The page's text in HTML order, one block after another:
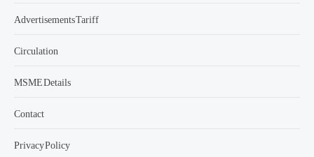
Advertisements Tariff
Circulation
MSME Details
Contact
Privacy Policy